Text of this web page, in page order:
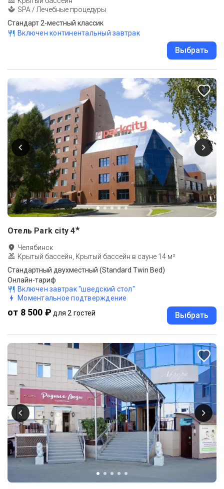
SPA / Лечебные процедуры
Стандарт 2-местный классик
Включен континентальный завтрак
Выбрать
Отель Park city 4★
Челябинск
Крытый бассейн, Крытый бассейн в сауне 14 м²
Стандартный двухместный (Standard Twin Bed)
Онлайн-тариф
Включен завтрак "шведский стол"
Моментальное подтверждение
от 8 500 ₽ для 2 гостей Выбрать